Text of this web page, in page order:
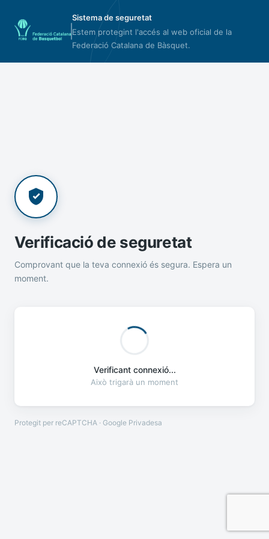
Sistema de seguretat
Estem protegint l'accés al web oficial de la
Federació Catalana de Bàsquet.
Verificació de seguretat
Comprovant que la teva connexió és segura. Espera un
moment.
Verificant connexió...
Això trigarà un moment
Protegit per reCAPTCHA · Google Privadesa